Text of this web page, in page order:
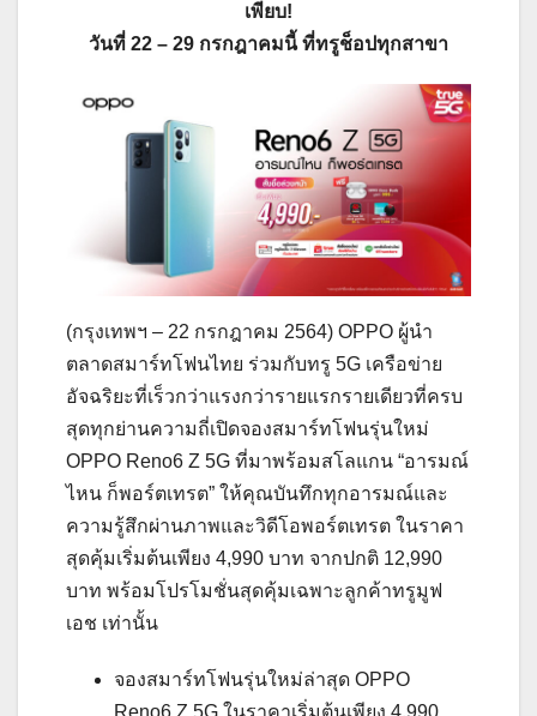
เพียบ!
วันที่ 22 – 29 กรกฎาคมนี้ ที่ทรูช็อปทุกสาขา
(กรุงเทพฯ – 22 กรกฎาคม 2564) OPPO ผู้นำ
ตลาดสมาร์ทโฟนไทย ร่วมกับทรู 5G เครือข่าย
อัจฉริยะที่เร็วกว่าแรงกว่ารายแรกรายเดียวที่ครบ
สุดทุกย่านความถี่เปิดจองสมาร์ทโฟนรุ่นใหม่
OPPO Reno6 Z 5G ที่มาพร้อมสโลแกน “อารมณ์
ไหน ก็พอร์ตเทรต” ให้คุณบันทึกทุกอารมณ์และ
ความรู้สึกผ่านภาพและวิดีโอพอร์ตเทรต ในราคา
สุดคุ้มเริ่มต้นเพียง 4,990 บาท จากปกติ 12,990
บาท พร้อมโปรโมชั่นสุดคุ้มเฉพาะลูกค้าทรูมูฟ
เอช เท่านั้น
จองสมาร์ทโฟนรุ่นใหม่ล่าสุด OPPO
Reno6 Z 5G ในราคาเริ่มต้นเพียง 4,990